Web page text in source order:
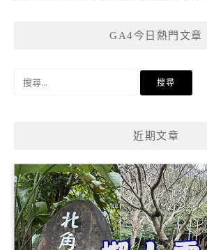
GA4今日熱門文章
近期文章